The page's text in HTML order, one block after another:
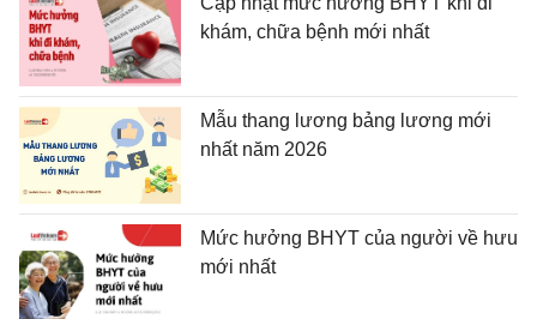
khám, chữa bệnh mới nhất
Mẫu thang lương bảng lương mới
nhất năm 2026
Mức hưởng BHYT của người về hưu
mới nhất